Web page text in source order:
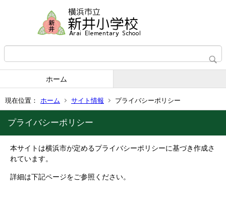
ホーム
現在位置： ホーム サイト情報 プライバシーポリシー
プライバシーポリシー
本サイトは横浜市が定めるプライバシーポリシーに基づき作成さ
れています。
詳細は下記ページをご参照ください。